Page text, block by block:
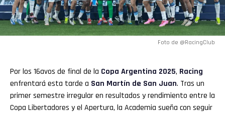
Foto de @RacingClub
Por los 16avos de final de la Copa Argentina 2025, Racing
enfrentará esta tarde a San Martín de San Juan. Tras un
primer semestre irregular en resultados y rendimiento entre la
Copa Libertadores y el Apertura, la Academia sueña con seguir